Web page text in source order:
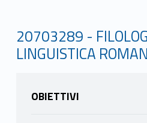
20703289 -
LINGUISTICA
OBIETTIVI